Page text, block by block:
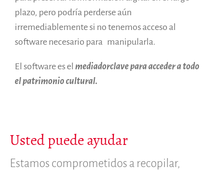
plazo, pero podría perderse aún
irremediablemente si no tenemos acceso al
software necesario para manipularla.
El software es el mediadorclave para acceder a todo
el patrimonio cultural.
Usted puede ayudar
Estamos comprometidos a recopilar,